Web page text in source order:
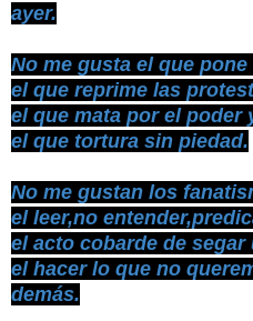
ayer.
No me gusta el que
el que reprime las
el que mata por el poder
el que tortura sin piedad.
No me gustan los
el leer,no
el acto cobarde de
el hacer lo que no
demás.